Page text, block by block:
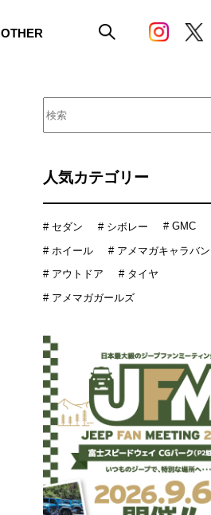
OTHER
人気カテゴリー
# セダン # シボレー # GMC
# ホイール # アメマガキャラバン
# アウトドア
# タイヤ
# アメマガガールズ